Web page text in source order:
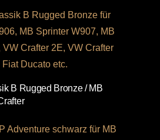
B Rugged Bronze / MB